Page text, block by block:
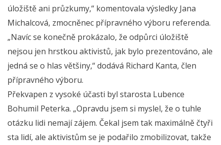
úložiště ani průzkumy,“ komentovala výsledky Jana
Michalcová, zmocněnec přípravného výboru referenda.
„Navíc se konečně prokázalo, že odpůrci úložiště
nejsou jen hrstkou aktivistů, jak bylo prezentováno, ale
jedná se o hlas většiny,“ dodává Richard Kanta, člen
přípravného výboru.
Překvapen z vysoké účasti byl starosta Lubence
Bohumil Peterka. „Opravdu jsem si myslel, že o tuhle
otázku lidi nemají zájem. Čekal jsem tak maximálně čtyři
sta lidí, ale aktivistům se je podařilo zmobilizovat, takže